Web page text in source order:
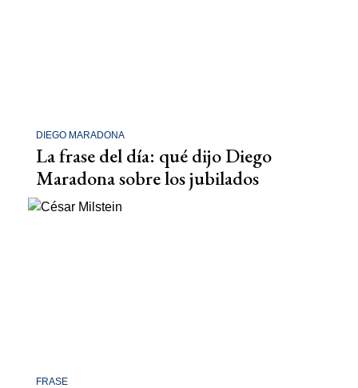
DIEGO MARADONA
La frase del día: qué dijo Diego
Maradona sobre los jubilados
FRASE